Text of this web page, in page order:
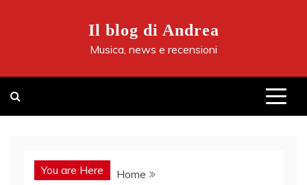
Il blog di Andrea
Musica, news e recensioni
You are Here
Home